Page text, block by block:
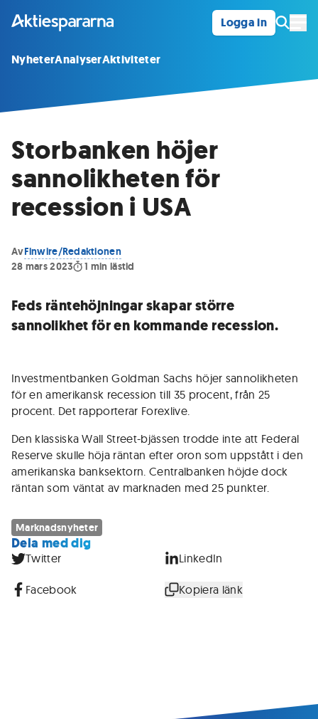
Logga in
NyheterAnalyserAktiviteter
Storbanken höjer
sannolikheten för
recession i USA
AvFinwire/Redaktionen
28 mars 2023
1 min lästid
Feds räntehöjningar skapar större
sannolikhet för en kommande recession.
Investmentbanken Goldman Sachs höjer sannolikheten
för en amerikansk recession till 35 procent, från 25
procent. Det rapporterar Forexlive.
Den klassiska Wall Street-bjässen trodde inte att Federal
Reserve skulle höja räntan efter oron som uppstått i den
amerikanska banksektorn. Centralbanken höjde dock
räntan som väntat av marknaden med 25 punkter.
Marknadsnyheter
Dela med dig
Twitter LinkedIn
Facebook Kopiera länk